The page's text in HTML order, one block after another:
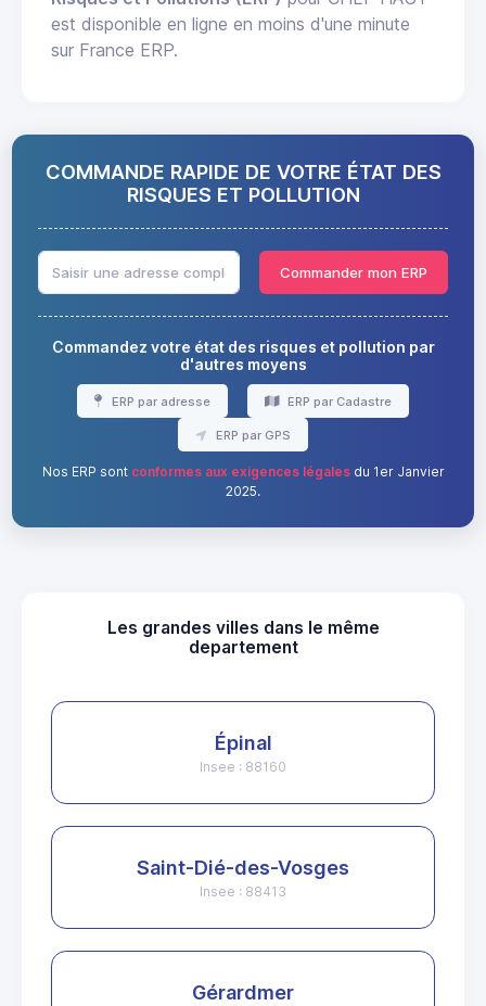
est disponible en ligne en moins d'une minute
sur France ERP.
COMMANDE RAPIDE DE VOTRE ÉTAT DES
RISQUES ET POLLUTION
Commander mon ERP
Commandez votre état des risques et pollution par
d'autres moyens
ERP par adresse ERP par Cadastre
ERP par GPS
Nos ERP sont conformes aux exigences légalesdu 1er Janvier
2025.
Les grandes villes dans le même
departement
Épinal
Insee : 88160
Saint-Dié-des-Vosges
Insee : 88413
Gérardmer